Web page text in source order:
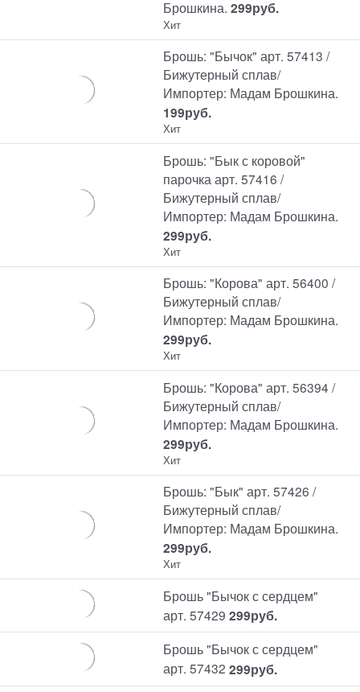
Брошкина. 299руб.
Хит
Брошь: "Бычок" арт. 57413 /
Бижутерный сплав/
Импортер: Мадам Брошкина.
199руб.
Хит
Брошь: "Бык с коровой"
парочка арт. 57416 /
Бижутерный сплав/
Импортер: Мадам Брошкина.
299руб.
Хит
Брошь: "Корова" арт. 56400 /
Бижутерный сплав/
Импортер: Мадам Брошкина.
299руб.
Хит
Брошь: "Корова" арт. 56394 /
Бижутерный сплав/
Импортер: Мадам Брошкина.
299руб.
Хит
Брошь: "Бык" арт. 57426 /
Бижутерный сплав/
Импортер: Мадам Брошкина.
299руб.
Хит
Брошь "Бычок с сердцем"
арт. 57429 299руб.
Брошь "Бычок с сердцем"
арт. 57432 299руб.